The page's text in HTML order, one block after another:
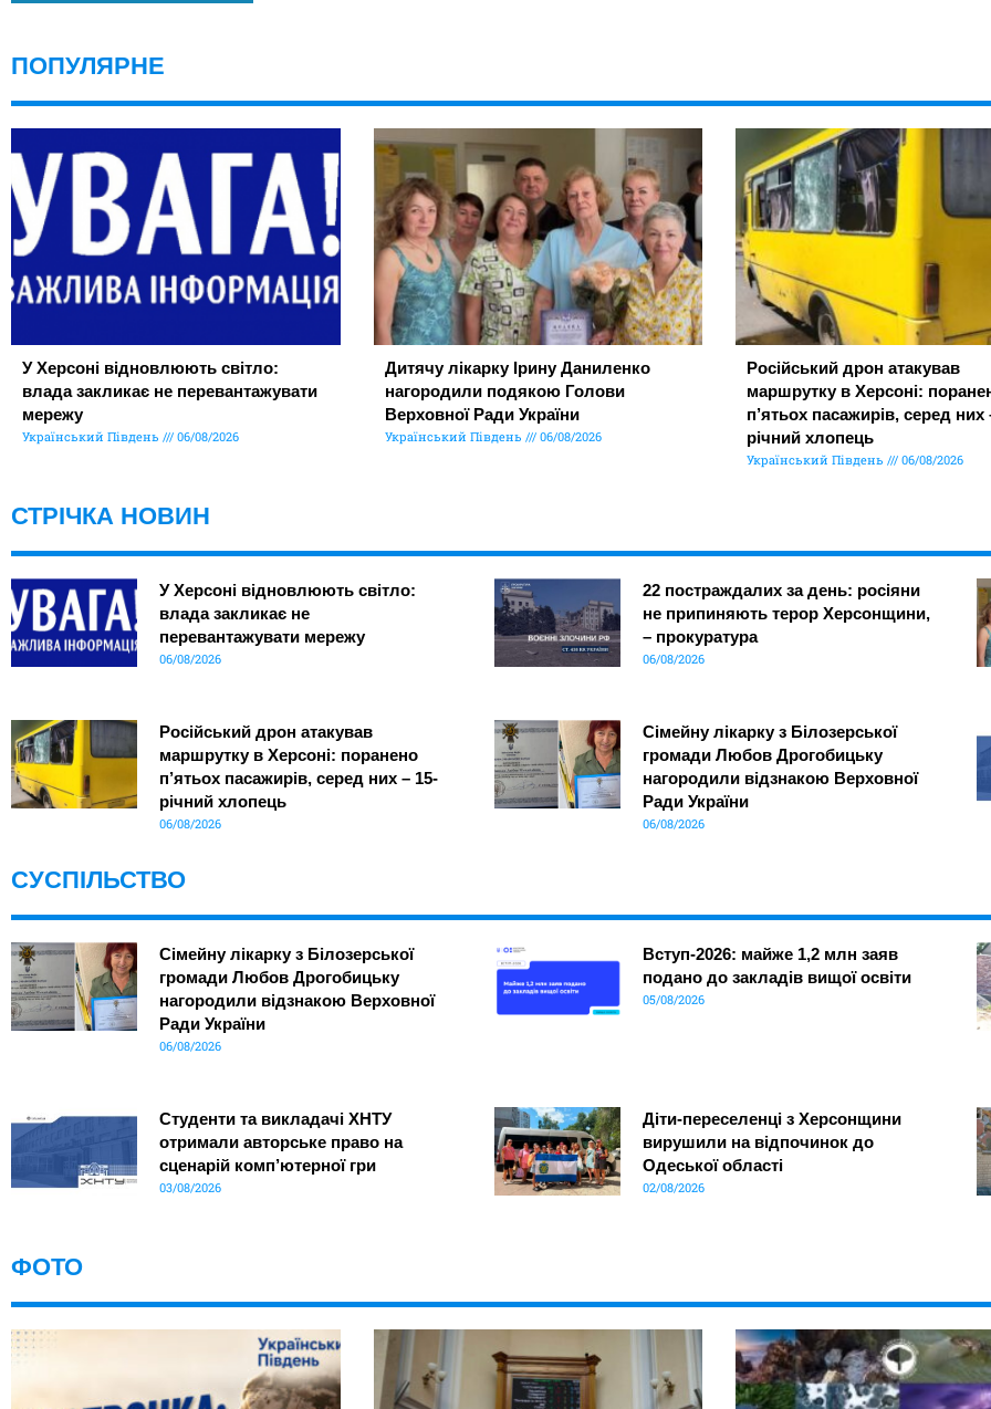
ПОПУЛЯРНЕ
У Херсоні відновлюють світло:
влада закликає не перевантажувати
мережу
Український Південь 06/08/2026
Дитячу лікарку Ірину Даниленко
нагородили подякою Голови
Верховної Ради України
Український Південь 06/08/2026
Російський дрон атакував
маршрутку в Херсоні:
п’ятьох пасажирів, серед них
річний хлопець
Український Південь 06/08/2026
СТРІЧКА НОВИН
У Херсоні відновлюють світло:
влада закликає не
перевантажувати мережу
06/08/2026
22 постраждалих за день: росіяни
не припиняють терор Херсонщини,
– прокуратура
06/08/2026
Російський дрон атакував
маршрутку в Херсоні: поранено
п’ятьох пасажирів, серед них – 15-
річний хлопець
06/08/2026
Сімейну лікарку з Білозерської
громади Любов Дрогобицьку
нагородили відзнакою Верховної
Ради України
06/08/2026
СУСПІЛЬСТВО
Сімейну лікарку з Білозерської
громади Любов Дрогобицьку
нагородили відзнакою Верховної
Ради України
06/08/2026
Вступ-2026: майже 1,2 млн заяв
подано до закладів вищої освіти
05/08/2026
Студенти та викладачі ХНТУ
отримали авторське право на
сценарій комп’ютерної гри
03/08/2026
Діти-переселенці з Херсонщини
вирушили на відпочинок до
Одеської області
02/08/2026
ФОТО